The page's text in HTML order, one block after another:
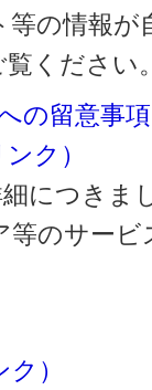
の情報
覧ください
の留意事
ク）
につきま
等のサー
）